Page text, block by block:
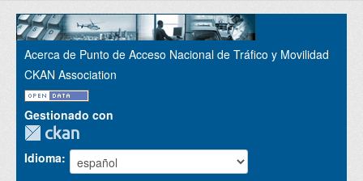
Acerca de Punto de Acceso Nacional de Tráfico y Movilidad
CKAN Association
Gestionado con
Idioma